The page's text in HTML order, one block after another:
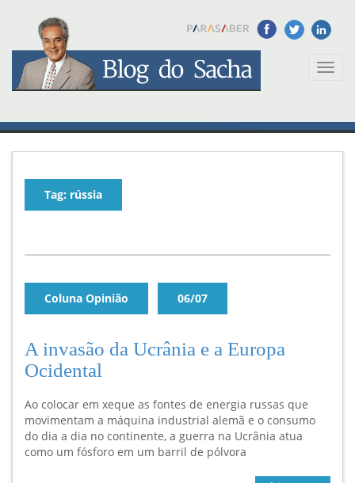
Toggle
Tag: rússia
Coluna Opinião 06/07
A invasão da Ucrânia e a Europa
Ocidental
Ao colocar em xeque as fontes de energia russas que
movimentam a máquina industrial alemã e o consumo
do dia a dia no continente, a guerra na Ucrânia atua
como um fósforo em um barril de pólvora